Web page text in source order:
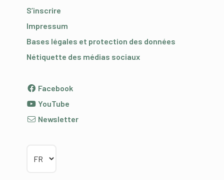
S’inscrire
Impressum
Bases légales et protection des données
Nétiquette des médias sociaux
Facebook
YouTube
Newsletter